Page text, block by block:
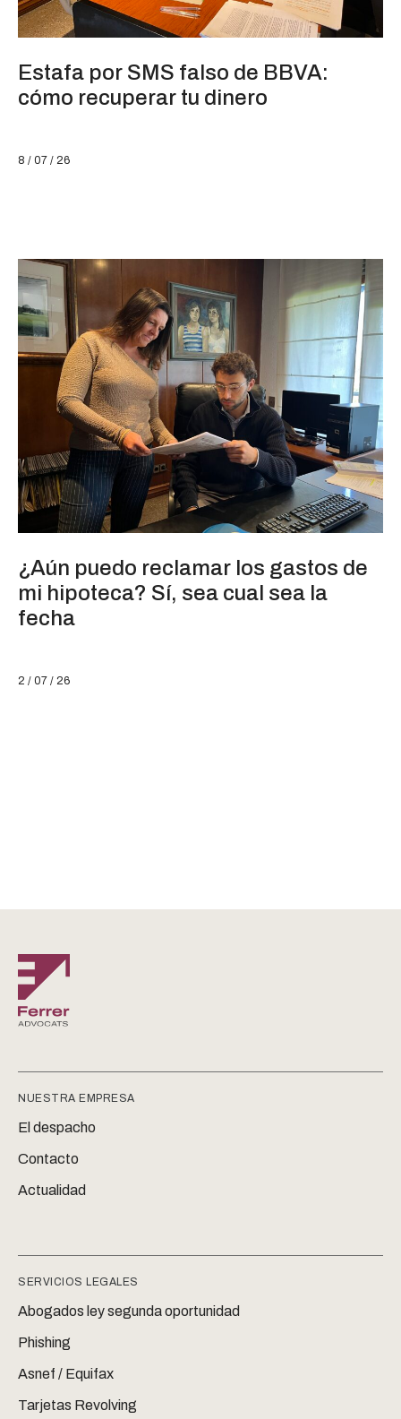
Estafa por SMS falso de BBVA:
cómo recuperar tu dinero
8 / 07 / 26
¿Aún puedo reclamar los gastos de
mi hipoteca? Sí, sea cual sea la
fecha
2 / 07 / 26
NUESTRA EMPRESA
El despacho
Contacto
Actualidad
SERVICIOS LEGALES
Abogados ley segunda oportunidad
Phishing
Asnef / Equifax
Tarjetas Revolving